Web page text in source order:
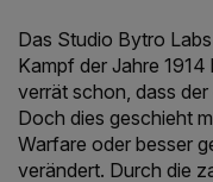
Das Studio Bytro
Kampf der Jahre 1914
verrät schon, dass
Doch dies geschieht
Warfare oder besser
verändert. Durch die